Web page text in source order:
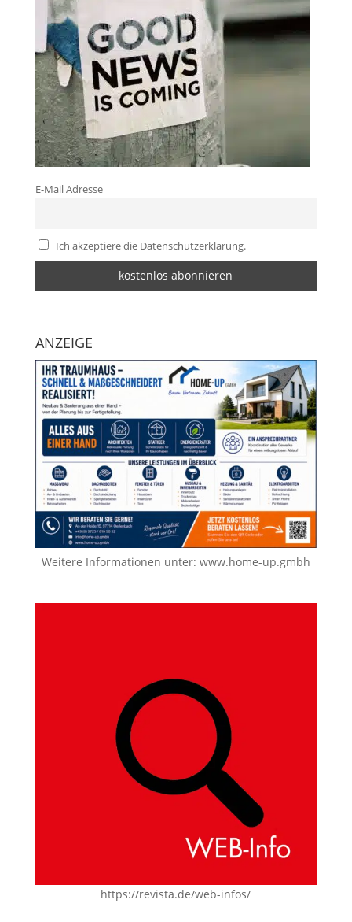
E-Mail Adresse
Ich akzeptiere die Datenschutzerklärung.
ANZEIGE
Weitere Informationen unter: www.home-up.gmbh
https://revista.de/web-infos/